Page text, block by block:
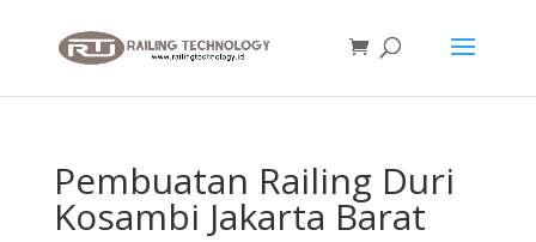
Pembuatan Railing Duri
Kosambi Jakarta Barat